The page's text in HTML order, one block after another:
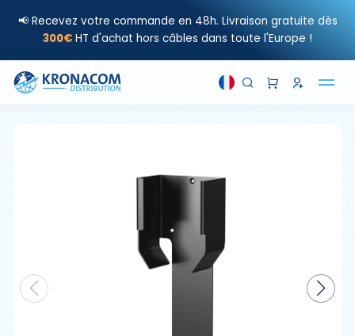
📢 Recevez votre commande en 48h. Livraison gratuite dès
300€ HT d'achat hors câbles dans toute l'Europe !